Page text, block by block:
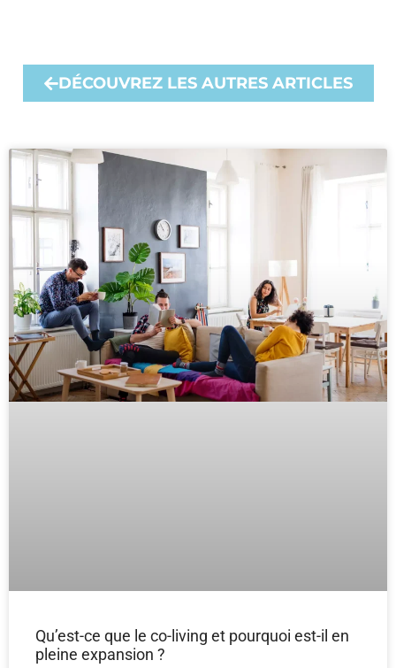
DÉCOUVREZ LES AUTRES ARTICLES
Qu’est-ce que le co-living et pourquoi est-il en
pleine expansion ?